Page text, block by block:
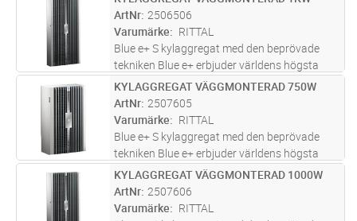
koldioxidavtrycket från maskiner och
anläggningar. Nytt utförande med många
smart...läs mer
ArtNr 2506506
Varumärke
RITTAL
Blue e+ S kylaggregat med den beprövade
tekniken Blue e+ erbjuder världens högsta
energieffektivitet. Samtidigt sänks
koldioxidavtrycket från maskiner och
anläggningar. Nytt utförande med många
smart...läs mer
ST Lägg i kundvagn
KYLAGGREGAT VÄGGMONTERAD 750W
ArtNr 2507605
Varumärke
RITTAL
Blue e+ S kylaggregat med den beprövade
tekniken Blue e+ erbjuder världens högsta
energieffektivitet. Samtidigt sänks
koldioxidavtrycket från maskiner och
anläggningar. Nytt utförande med många
ST Lägg i kundvagn
KYLAGGREGAT VÄGGMONTERAD 1000W
ArtNr 2507606
Varumärke
RITTAL